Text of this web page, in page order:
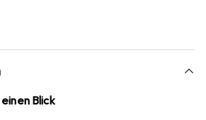
of-Sale-Verpackung inklusive
Blick